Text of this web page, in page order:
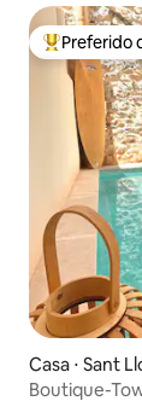
Entre os
Preferido
Casa ⋅ Sant
assar
Boutique-